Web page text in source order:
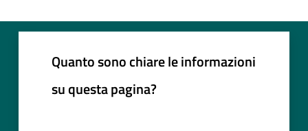
Quanto sono chiare le informazioni
su questa pagina?